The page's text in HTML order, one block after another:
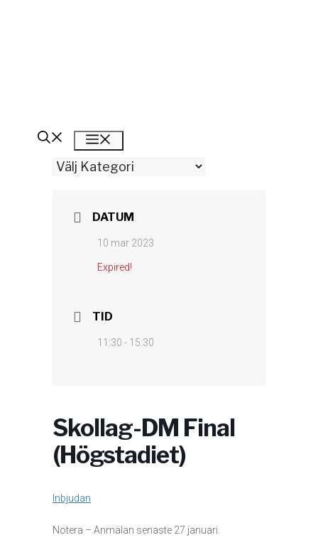
Kategorier
DATUM
10 mar 2023
Expired!
TID
11:30 - 15:30
Skollag-DM Final
(Högstadiet)
Inbjudan
Notera – Anmälan senaste 27 januari.